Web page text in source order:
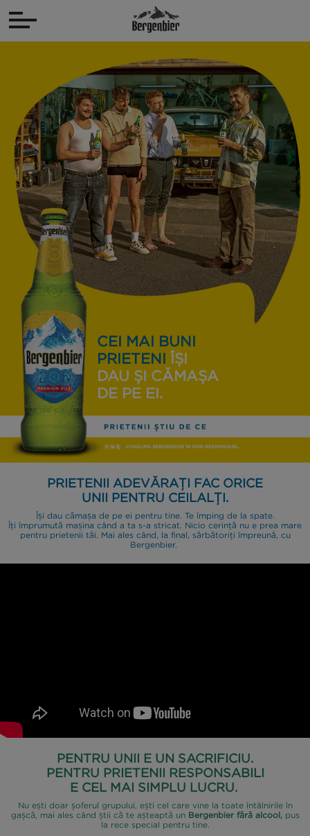
CEI MAI BUNI
PRIETENI ÎȘI
DAU ȘI CĂMAȘA
DE PE EI.
PRIETENII ADEVĂRAȚI FAC ORICE
UNII PENTRU CEILALȚI.
Își dau cămașa de pe ei pentru tine. Te împing de la spate.
Îți împrumută mașina când a ta s-a stricat. Nicio cerință nu e prea mare
pentru prietenii tăi. Mai ales când, la final, sărbătoriți împreună, cu
Bergenbier.
PENTRU UNII E UN SACRIFICIU.
PENTRU PRIETENII RESPONSABILI
E CEL MAI SIMPLU LUCRU.
Nu ești doar șoferul grupului, ești cel care vine la toate întâlnirile în
gașcă, mai ales când știi că te așteaptă un Bergenbier fără alcool,pus
la rece special pentru tine.